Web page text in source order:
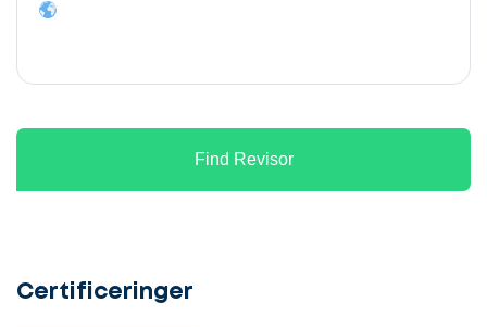
Find Revisor
Certificeringer